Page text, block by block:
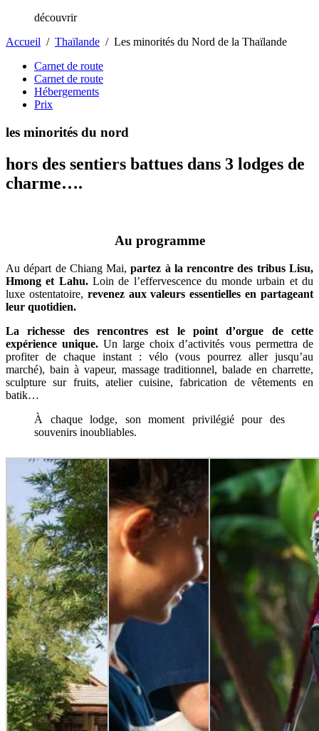
découvrir
Accueil / Thaïlande / Les minorités du Nord de la Thaïlande
Carnet de route
Carnet de route
Hébergements
Prix
les minorités du nord
hors des sentiers battues dans 3 lodges de
charme….
Au programme
Au départ de Chiang Mai,partez à la rencontre des tribus Lisu,
Hmong et Lahu.Loin de l’effervescence du monde urbain et du
luxe ostentatoire, revenez aux valeurs essentielles en partageant
leur quotidien.
La richesse des rencontres est le point d’orgue de cette
expérience unique.Un large choix d’activités vous permettra de
profiter de chaque instant : vélo (vous pourrez aller jusqu’au
marché), bain à vapeur, massage traditionnel, balade en charrette,
sculpture sur fruits, atelier cuisine, fabrication de vêtements en
batik…
À chaque lodge, son moment privilégié pour des
souvenirs inoubliables.